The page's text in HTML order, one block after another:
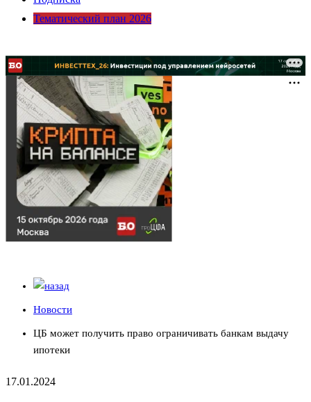
Тематический план 2026
Новости
ЦБ может получить право ограничивать банкам выдачу
ипотеки
17.01.2024